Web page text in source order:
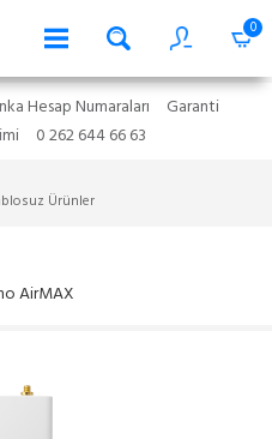
0
Hesap Numaraları
Garanti
0 262 644 66 63
Ürünler
AirMAX